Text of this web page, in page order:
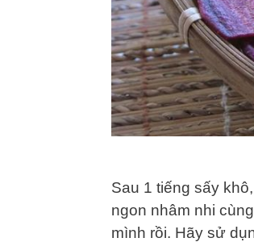
Sau 1 tiếng sấy
ngon nhâm nhi
mình rồi. Hãy sử